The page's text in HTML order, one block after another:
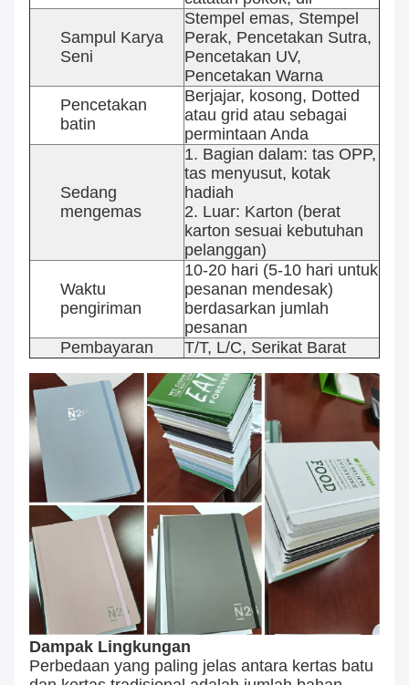
Sampul Karya
Seni
Stempel emas, Stempel
Perak, Pencetakan Sutra,
Pencetakan UV,
Pencetakan Warna
Pencetakan
batin
Berjajar, kosong, Dotted
atau grid atau sebagai
permintaan Anda
Sedang
mengemas
1. Bagian dalam: tas OPP,
tas menyusut, kotak
hadiah
2. Luar: Karton (berat
karton sesuai kebutuhan
pelanggan)
Waktu
pengiriman
10-20 hari (5-10 hari untuk
pesanan mendesak)
berdasarkan jumlah
pesanan
Pembayaran
T/T, L/C, Serikat Barat
Dampak Lingkungan
Perbedaan yang paling jelas antara kertas batu